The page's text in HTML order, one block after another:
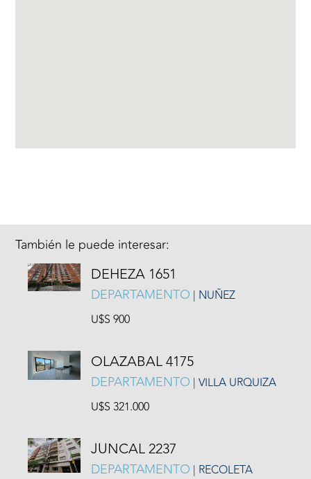
También le puede interesar:
DEHEZA 1651
DEPARTAMENTO | NUÑEZ
U$S 900
OLAZABAL 4175
DEPARTAMENTO | VILLA URQUIZA
U$S 321.000
JUNCAL 2237
DEPARTAMENTO | RECOLETA